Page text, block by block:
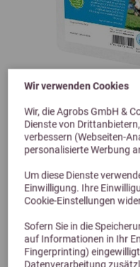
Wir verwenden Cookies
Wir, die Agrobs GmbH &
Dienste von
verbessern (Webseiten-
personalisierte Werbung
Um diese Dienste
Einwilligung. Ihre
Cookie-Einstellungen
Sofern Sie in die
auf Informationen in Ihr
Fingerprinting)
Datenverarbeitung
Solsel
Für eine ausreichende